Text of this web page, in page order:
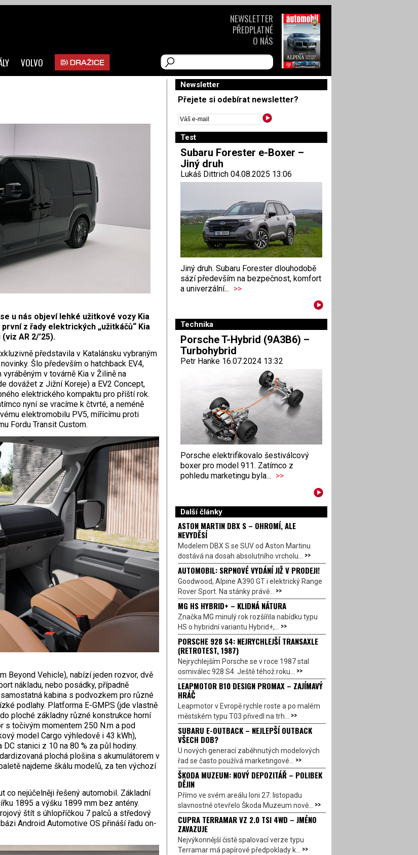
u nás objeví lehké užitkové vozy Kia
z řady elektrických „užitkáčů“ Kia
AR 2/’25).
představila v Katalánsku vybraným
Šlo především o hatchback EV4,
v továrně Kia v Žilině na
dovážet z Jižní Koreje) a EV2 Concept,
elektrického kompaktu pro příští rok.
nyní se vracíme k čtvrté, a neméně
elektromobilu PV5, mířícímu proti
Fordu Transit Custom.
Beyond Vehicle), nabízí jeden rozvor, dvě
nákladu, nebo posádky, případně
kabina s podvozkem pro různé
podlahy. Platforma E-GMP.S (jde vlastně
ploché základny různé konstrukce horní
s točivým momentem 250 N.m a pod
model Cargo výhledově i 43 kWh),
stanici z 10 na 80 % za půl hodiny.
plochá plošina s akumulátorem v
najdeme škálu modelů, za ten výchozí
co nejúčelněji řešený automobil. Základní
1895 a výšku 1899 mm bez antény.
štít s úhlopříčkou 7 palců a středový
Android Automotive OS přináší řadu on-
Newsletter
Přejete si odebírat newsletter?
Test
Subaru Forester e-Boxer –
Jiný druh
Lukáš Dittrich 04.08.2025 13:06
Jiný druh. Subaru Forester dlouhodobě
sází především na bezpečnost, komfort
a univerzální... >>
Technika
Porsche T-Hybrid (9A3B6) –
Turbohybrid
Petr Hanke 16.07.2024 13:32
Porsche elektrifikovalo šestiválcový
boxer pro model 911. Zatímco z
pohledu marketingu byla... >>
Další články
ASTON MARTIN DBX S – OHROMÍ, ALE
NEVYDĚSÍ
Modelem DBX S se SUV od Aston Martinu
dostává na dosah absolutního vrcholu... >>
AUTOMOBIL: SRPNOVÉ VYDÁNÍ JIŽ V PRODEJI!
Goodwood, Alpine A390 GT i elektrický Range
Rover Sport. Na stánky právě... >>
MG HS HYBRID+ – KLIDNÁ NÁTURA
Značka MG minulý rok rozšířila nabídku typu
HS o hybridní variantu Hybrid+,... >>
PORSCHE 928 S4: NEJRYCHLEJŠÍ TRANSAXLE
(RETROTEST, 1987)
Nejrychlejším Porsche se v roce 1987 stal
osmiválec 928 S4. Ještě téhož roku... >>
LEAPMOTOR B10 DESIGN PROMAX – ZAJÍMAVÝ
HRÁČ
Leapmotor v Evropě rychle roste a po malém
městském typu T03 přivedl na trh... >>
SUBARU E-OUTBACK – NEJLEPŠÍ OUTBACK
VŠECH DOB?
U nových generací zaběhnutých modelových
řad se často používá marketingové... >>
ŠKODA MUZEUM: NOVÝ DEPOZITÁŘ – POLIBEK
DĚJIN
Přímo ve svém areálu loni 27. listopadu
slavnostně otevřelo Škoda Muzeum nově... >>
CUPRA TERRAMAR VZ 2.0 TSI 4WD – JMÉNO
ZAVAZUJE
Nejvýkonnější čistě spalovací verze typu
Terramar má papírové předpoklady k... >>
VOLVO
NEWSLETTER
PŘEDPLATNÉ
O NÁS